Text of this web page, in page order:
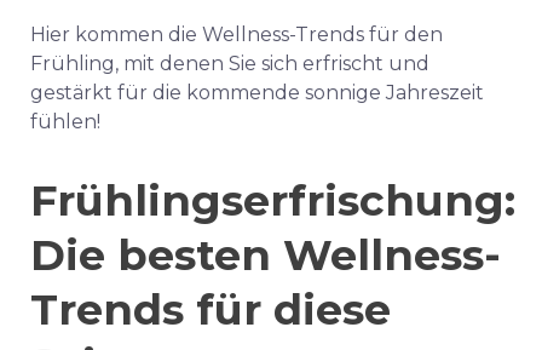
Hier kommen die Wellness-Trends für den
Frühling, mit denen Sie sich erfrischt und
gestärkt für die kommende sonnige Jahreszeit
fühlen!
Frühlingserfrischung:
Die besten Wellness-
Trends für diese